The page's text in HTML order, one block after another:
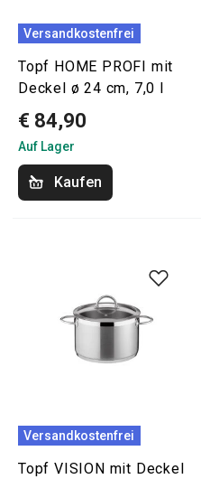
Versandkostenfrei
Topf HOME PROFI mit
Deckel ø 24 cm, 7,0 l
€ 84,90
Auf Lager
Kaufen
Versandkostenfrei
Topf VISION mit Deckel